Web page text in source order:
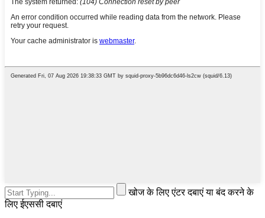
खोज के लिए एंटर दबाएं या बंद करने के
लिए ईएससी दबाएं